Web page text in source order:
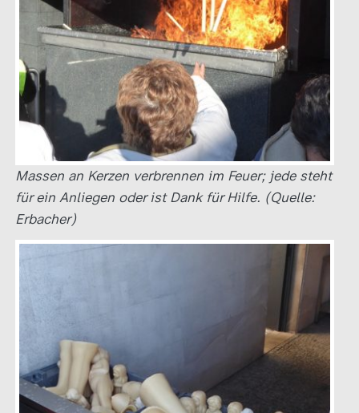
Massen an Kerzen verbrennen im Feuer; jede steht
für ein Anliegen oder ist Dank für Hilfe. (Quelle:
Erbacher)